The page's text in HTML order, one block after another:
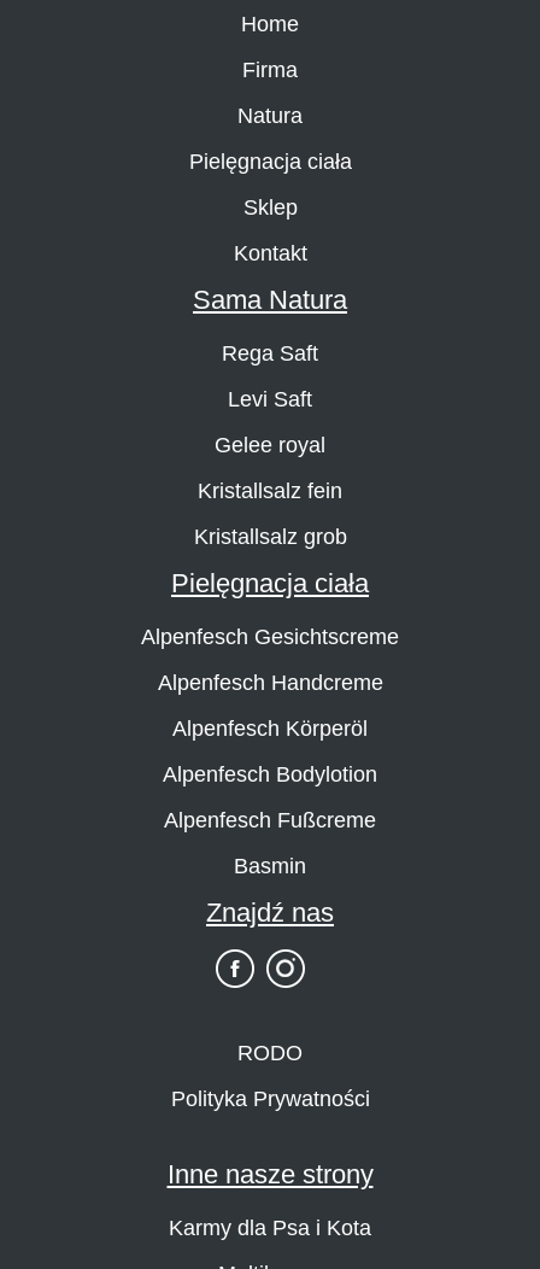
Home
Firma
Natura
Pielęgnacja ciała
Sklep
Kontakt
Sama Natura
Rega Saft
Levi Saft
Gelee royal
Kristallsalz fein
Kristallsalz grob
Pielęgnacja ciała
Alpenfesch Gesichtscreme
Alpenfesch Handcreme
Alpenfesch Körperöl
Alpenfesch Bodylotion
Alpenfesch Fußcreme
Basmin
Znajdź nas
RODO
Polityka Prywatności
Inne nasze strony
Karmy dla Psa i Kota